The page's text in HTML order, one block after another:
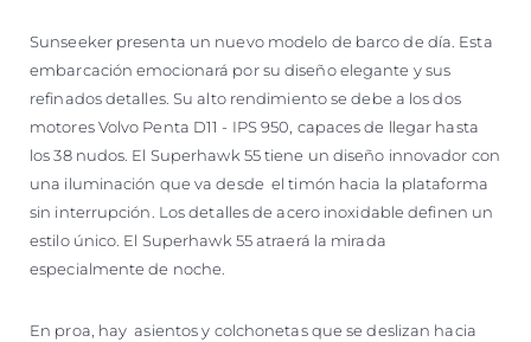
Sunseeker presenta un nuevo modelo de barco de día. Esta
embarcación emocionará por su diseño elegante y sus
refinados detalles. Su alto rendimiento se debe a los dos
motores Volvo Penta D11 - IPS 950, capaces de llegar hasta
los 38 nudos. El Superhawk 55 tiene un diseño innovador con
una iluminación que va desde el timón hacia la plataforma
sin interrupción. Los detalles de acero inoxidable definen un
estilo único. El Superhawk 55 atraerá la mirada
especialmente de noche.
En proa, hay asientos y colchonetas que se deslizan hacia